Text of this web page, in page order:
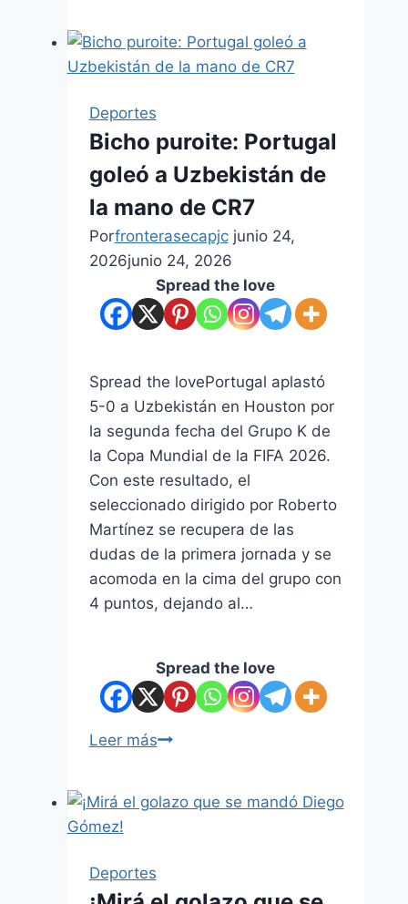
Deportes
Bicho puroite: Portugal
goleó a Uzbekistán de
la mano de CR7
Porfronterasecapjc junio 24,
2026junio 24, 2026
Spread the love
Spread the lovePortugal aplastó
5-0 a Uzbekistán en Houston por
la segunda fecha del Grupo K de
la Copa Mundial de la FIFA 2026.
Con este resultado, el
seleccionado dirigido por Roberto
Martínez se recupera de las
dudas de la primera jornada y se
acomoda en la cima del grupo con
4 puntos, dejando al…
Spread the love
Leer más
Deportes